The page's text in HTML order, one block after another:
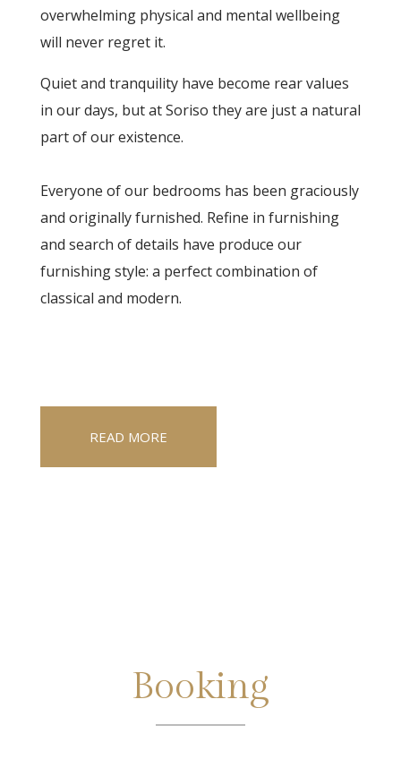
overwhelming physical and mental wellbeing
will never regret it.
Quiet and tranquility have become rear values
in our days, but at Soriso they are just a natural
part of our existence.
Everyone of our bedrooms has been graciously
and originally furnished. Refine in furnishing
and search of details have produce our
furnishing style: a perfect combination of
classical and modern.
READ MORE
Booking